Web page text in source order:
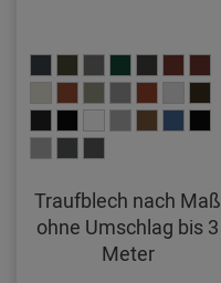
Traufblech nach Maß
ohne Umschlag bis 3
Meter